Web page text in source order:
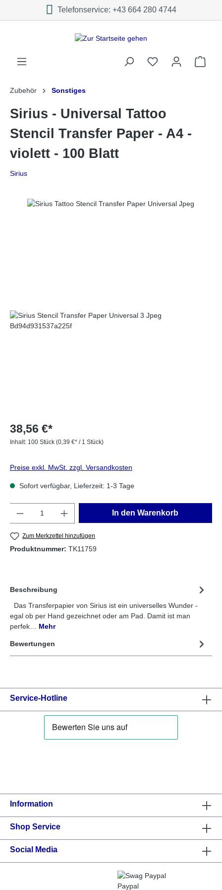
Telefonservice: +43 664 280 4744
Zubehör Sonstiges
Sirius - Universal Tattoo
Stencil Transfer Paper - A4 -
violett - 100 Blatt
Sirius
38,56 €*
Inhalt: 100 Stück (0,39 €* / 1 Stück)
Preise exkl. MwSt. zzgl. Versandkosten
Sofort verfügbar, Lieferzeit: 1-3 Tage
In den Warenkorb
Zum Merkzettel hinzufügen
Produktnummer: TK11759
Beschreibung
Das Transferpapier von Sirius ist ein universelles Wunder -
egal ob per Hand gezeichnet oder am Pad. Damit ist man
perfek… Mehr
Bewertungen
Service-Hotline
Information
Shop Service
Social Media